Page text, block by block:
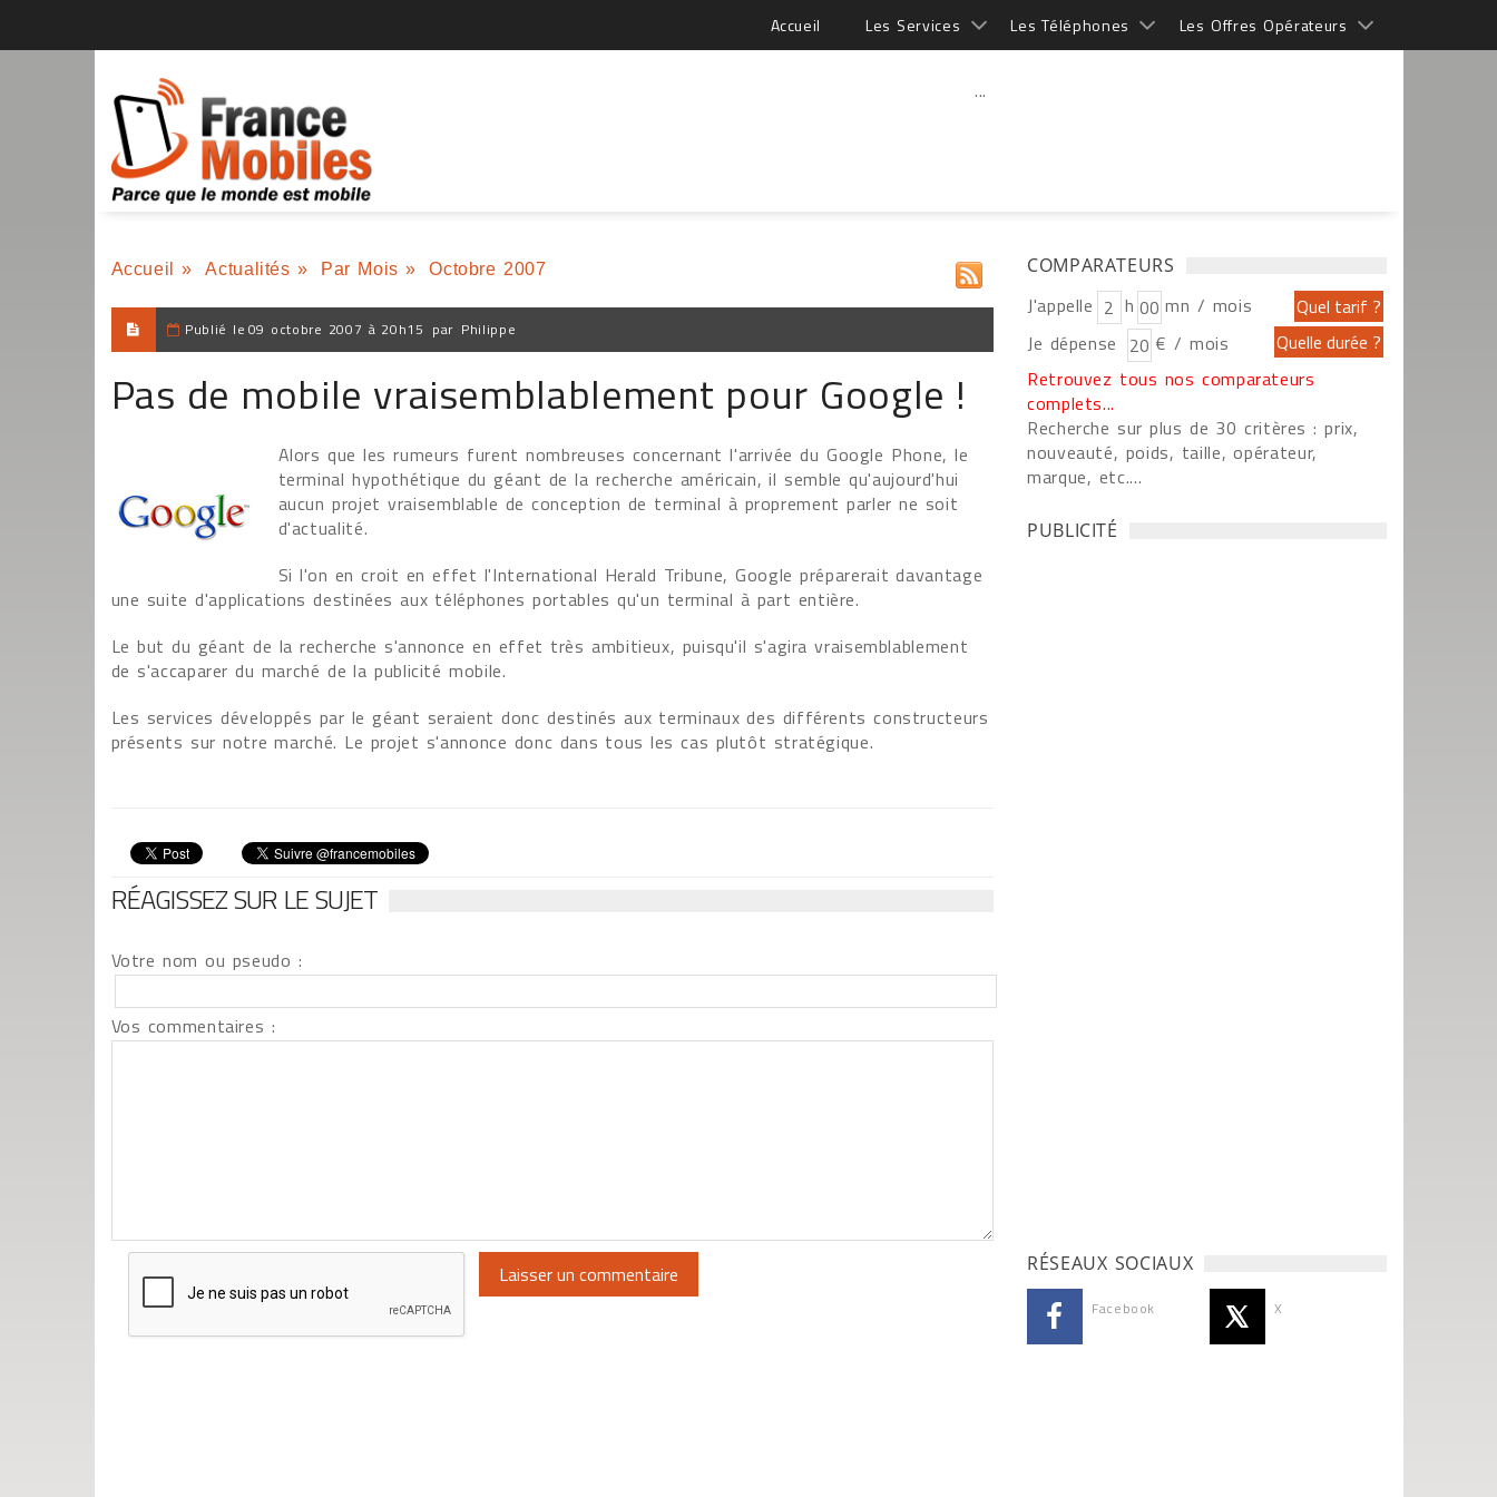
Accueil Les Services Les Téléphones Les Offres Opérateurs
...
Accueil » Actualités » Par Mois » Octobre 2007
Publié le 09 octobre 2007 à 20h15 par Philippe
Pas de mobile vraisemblablement pour Google !
Alors que les rumeurs furent nombreuses concernant l'arrivée du Google Phone, le
terminal hypothétique du géant de la recherche américain, il semble qu'aujourd'hui
aucun projet vraisemblable de conception de terminal à proprement parler ne soit
d'actualité.
Si l'on en croit en effet l'International Herald Tribune, Google préparerait davantage
une suite d'applications destinées aux téléphones portables qu'un terminal à part entière.
Le but du géant de la recherche s'annonce en effet très ambitieux, puisqu'il s'agira vraisemblablement
de s'accaparer du marché de la publicité mobile.
Les services développés par le géant seraient donc destinés aux terminaux des différents constructeurs
présents sur notre marché. Le projet s'annonce donc dans tous les cas plutôt stratégique.
RÉAGISSEZ SUR LE SUJET
Votre nom ou pseudo :
Vos commentaires :
COMPARATEURS
J'appelle h
mn / mois
Je dépense
€ / mois
Retrouvez tous nos comparateurs
complets...
Recherche sur plus de 30 critères : prix,
nouveauté, poids, taille, opérateur,
marque, etc....
PUBLICITÉ
RÉSEAUX SOCIAUX
Facebook X